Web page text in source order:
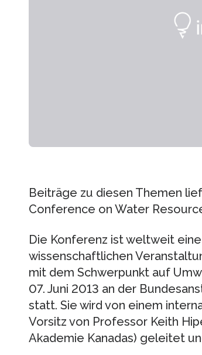
Beiträge zu diesen Themen
Conference on Water
Die Konferenz ist weltweit
wissenschaftlichen
mit dem Schwerpunkt auf
07. Juni 2013 an der
statt. Sie wird von einem
Vorsitz von Professor Keith
Akademie Kanadas) geleitet